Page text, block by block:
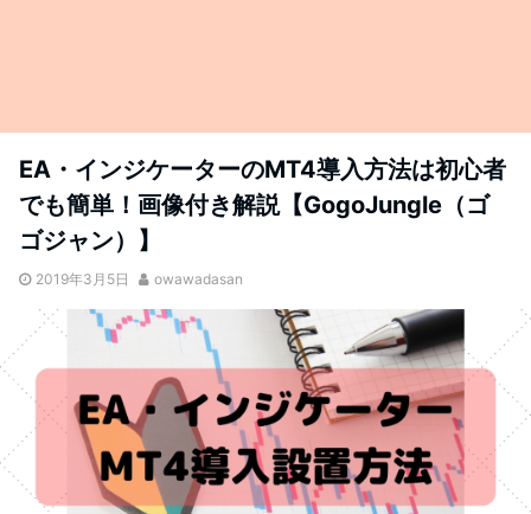
EA・インジケーターのMT4導入方法は初心者
でも簡単！画像付き解説【GogoJungle（ゴ
ゴジャン）】
2019年3月5日 owawadasan